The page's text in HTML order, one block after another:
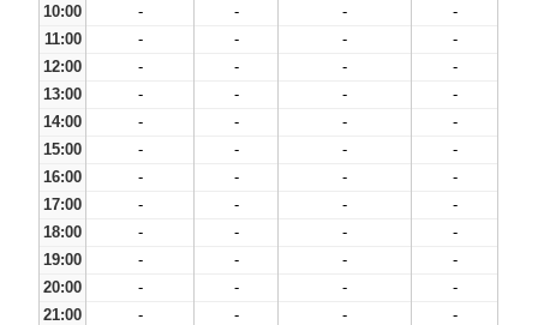
10:00
- - -
-
11:00
- - -
-
12:00
- - -
-
13:00
- - -
-
14:00
- - -
-
15:00
- - -
-
16:00
- - -
-
17:00
- - -
-
18:00
- - -
-
19:00
- - -
-
20:00
- - -
-
21:00
- - -
-